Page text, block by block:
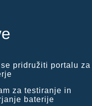
pridružiti portalu za
za testiranje in
baterije